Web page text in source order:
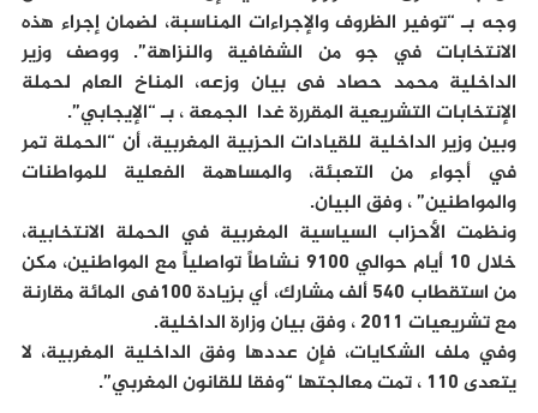
وجه بـ “توفير الظروف والإجراءات المناسبة، لضمان إجراء هذه
الانتخابات في جو من الشفافية والنزاهة”. ووصف وزير
الداخلية محمد حصاد فى بيان وزعه، المناخ العام لحملة
الإنتخابات التشريعية المقررة غدا الجمعة ، بـ “الإيجابي”.
وبين وزير الداخلية للقيادات الحزبية المغربية، أن “الحملة تمر
في أجواء من التعبئة، والمساهمة الفعلية للمواطنات
والمواطنين” ، وفق البيان.
ونظمت الأحزاب السياسية المغربية في الحملة الانتخابية،
خلال 10 أيام حوالي 9100 نشاطاً تواصلياً مع المواطنين، مكن
من استقطاب 540 ألف مشارك، أي بزيادة 100فى المائة مقارنة
مع تشريعيات 2011 ، وفق بيان وزارة الداخلية.
وفي ملف الشكايات، فإن عددها وفق الداخلية المغربية، لا
يتعدى 110 ، تمت معالجتها “وفقا للقانون المغربي”.